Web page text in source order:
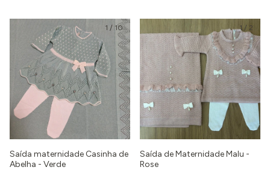
1 / 10
Saída maternidade Casinha de
Abelha - Verde
1 / 2
Saída de Maternidade Malu -
Rose